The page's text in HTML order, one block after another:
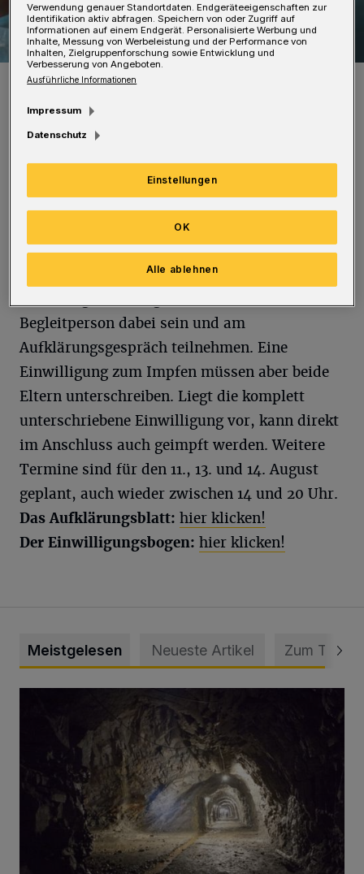
Symbolbild.
Vor Ort im Impfzentrum sind dann extra
Kinderärztinnen und -Ärzte, die die Beratung,
Aufklärung und das Impfen übernehmen.
Mindestens ein Elternteil bzw.
Begleitperson dabei sein und am
Aufklärungsgespräch teilnehmen. Eine
Einwilligung zum Impfen müssen aber beide
Eltern unterschreiben. Liegt die komplett
unterschriebene Einwilligung vor, kann direkt
im Anschluss auch geimpft werden. Weitere
Termine sind für den 11., 13. und 14. August
geplant, auch wieder zwischen 14 und 20 Uhr.
Das Aufklärungsblatt: hier klicken!
Der Einwilligungsbogen: hier klicken!
Meistgelesen Neueste Artikel Zum Thema
Verwendung genauer Standortdaten. Endgeräteeigenschaften zur
Identifikation aktiv abfragen. Speichern von oder Zugriff auf
Informationen auf einem Endgerät. Personalisierte Werbung und
Inhalte, Messung von Werbeleistung und der Performance von
Inhalten, Zielgruppenforschung sowie Entwicklung und
Verbesserung von Angeboten.
Ausführliche Informationen
Impressum
Datenschutz
Einstellungen
Alle ablehnen
OK